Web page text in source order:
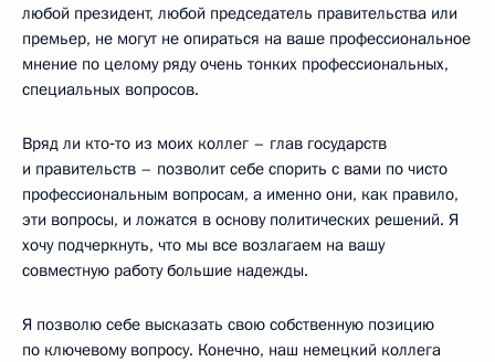
любой президент, любой председатель правительства или
премьер, не могут не опираться на ваше профессиональное
мнение по целому ряду очень тонких профессиональных,
специальных вопросов.
Вряд ли кто‑то из моих коллег – глав государств
и правительств – позволит себе спорить с вами по чисто
профессиональным вопросам, а именно они, как правило,
эти вопросы, и ложатся в основу политических решений. Я
хочу подчеркнуть, что мы все возлагаем на вашу
совместную работу большие надежды.
Я позволю себе высказать свою собственную позицию
по ключевому вопросу. Конечно, наш немецкий коллега